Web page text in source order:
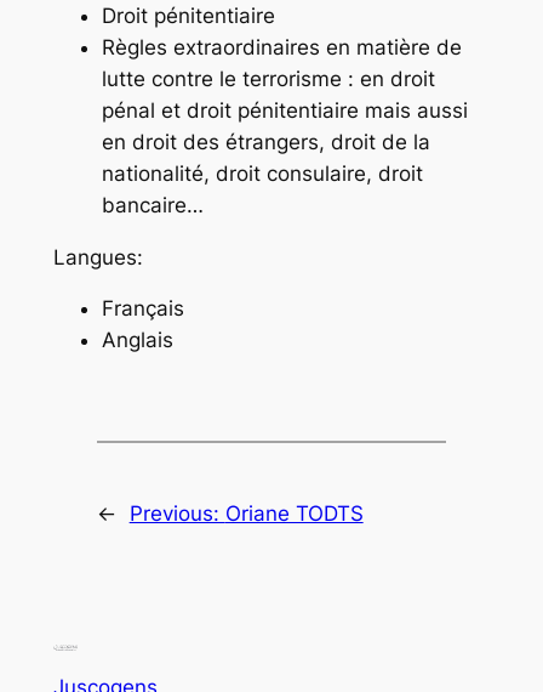
Droit pénitentiaire
Règles extraordinaires en matière de
lutte contre le terrorisme : en droit
pénal et droit pénitentiaire mais aussi
en droit des étrangers, droit de la
nationalité, droit consulaire, droit
bancaire…
Langues:
Français
Anglais
← Previous: Oriane TODTS
Juscogens